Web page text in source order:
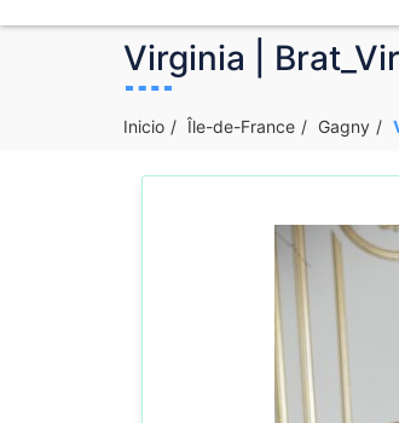
Virginia |
Inicio Île-de-France Gagny